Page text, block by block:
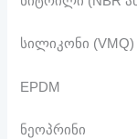
სილიკონი (VMQ)
EPDM
ნეოპრინი